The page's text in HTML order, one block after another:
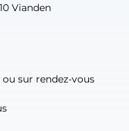
Vianden
ou sur rendez-vous
Vianden
ou sur rendez-vous
Vianden
Vianden